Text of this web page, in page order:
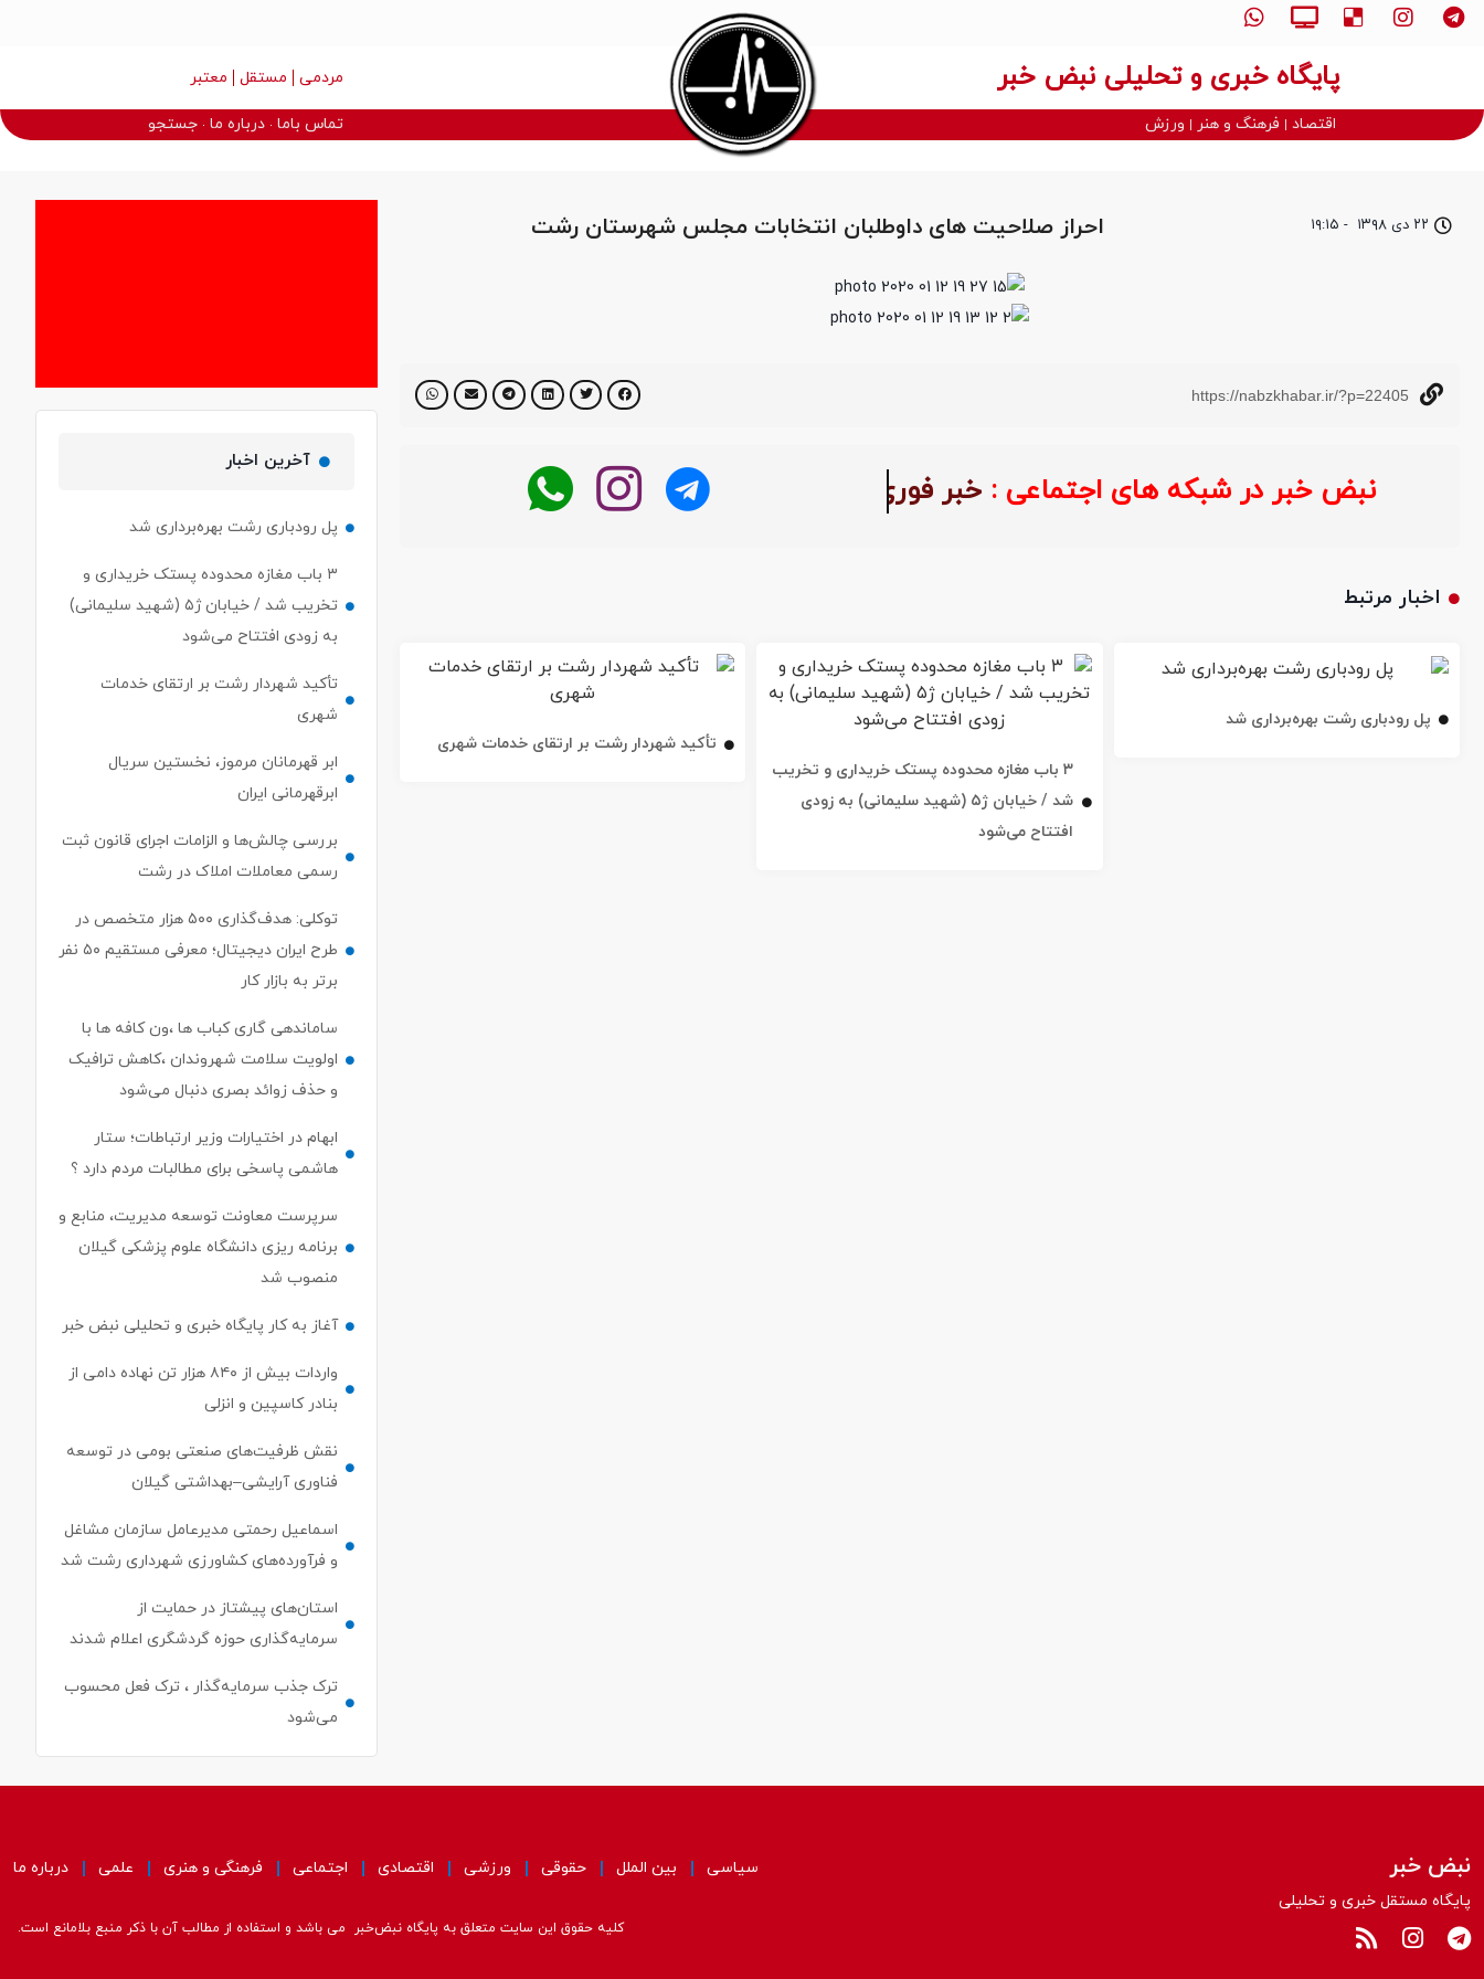
پایگاه خبری و تحلیلی نبض خبر مردمی مستقل معتبر
اقتصاد فرهنگ و هنر ورزش تماس باما درباره ما جستجو
۲۲ دی ۱۳۹۸ - ۱۹:۱۵ احراز صلاحیت های داوطلبان انتخابات مجلس شهرستان رشت
https://nabzkhabar.ir/?p=22405
نبض خبر در شبکه های اجتماعی : خبر فوری
اخبار مرتبط
پل رودباری رشت بهره‌برداری شد
۳ باب مغازه محدوده پستک خریداری و تخریب
شد / خیابان ژ۵ (شهید سلیمانی) به زودی
افتتاح می‌شود
تأکید شهردار رشت بر ارتقای خدمات شهری
آخرین اخبار
پل رودباری رشت بهره‌برداری شد
۳ باب مغازه محدوده پستک خریداری و
تخریب شد / خیابان ژ۵ (شهید سلیمانی)
به زودی افتتاح می‌شود
تأکید شهردار رشت بر ارتقای خدمات
شهری
ابر قهرمانان مرموز، نخستین سریال
ابرقهرمانی ایران
بررسی چالش‌ها و الزامات اجرای قانون ثبت
رسمی معاملات املاک در رشت
توکلی: هدف‌گذاری ۵۰۰ هزار متخصص در
طرح ایران دیجیتال؛ معرفی مستقیم ۵۰ نفر
برتر به بازار کار
ساماندهی گاری کباب ها ،ون کافه ها با
اولویت سلامت شهروندان ،کاهش ترافیک
و حذف زوائد بصری دنبال می‌شود
ابهام در اختیارات وزیر ارتباطات؛ ستار
هاشمی پاسخی برای مطالبات مردم دارد ؟
سرپرست معاونت توسعه مدیریت، منابع و
برنامه ریزی دانشگاه علوم پزشکی گیلان
منصوب شد
آغاز به کار پایگاه خبری و تحلیلی نبض خبر
واردات بیش از ۸۴۰ هزار تن نهاده دامی از
بنادر كاسپین و انزلی
نقش ظرفیت‌های صنعتی بومی در توسعه
فناوری آرایشی–بهداشتی گیلان
اسماعیل رحمتی مدیرعامل سازمان مشاغل
و فرآورده‌های کشاورزی شهرداری رشت شد
استان‌های پیشتاز در حمایت از
سرمایه‌گذاری حوزه گردشگری اعلام شدند
ترک جذب سرمایه‌گذار ، ترک فعل محسوب
می‌شود
نبض خبر
پایگاه مستقل خبری و تحلیلی
سیاسی بین الملل حقوقی ورزشی اقتصادی اجتماعی فرهنگی و هنری علمی درباره ما
کلیه حقوق این سایت متعلق به پایگاه نبض‌خبر می باشد و استفاده از مطالب آن با ذکر منبع بلامانع است.